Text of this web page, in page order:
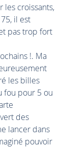
les croissants,
il est
pas trop fort
!. Ma
les billes
fou pour 5 ou
des
lancer dans
pouvoir